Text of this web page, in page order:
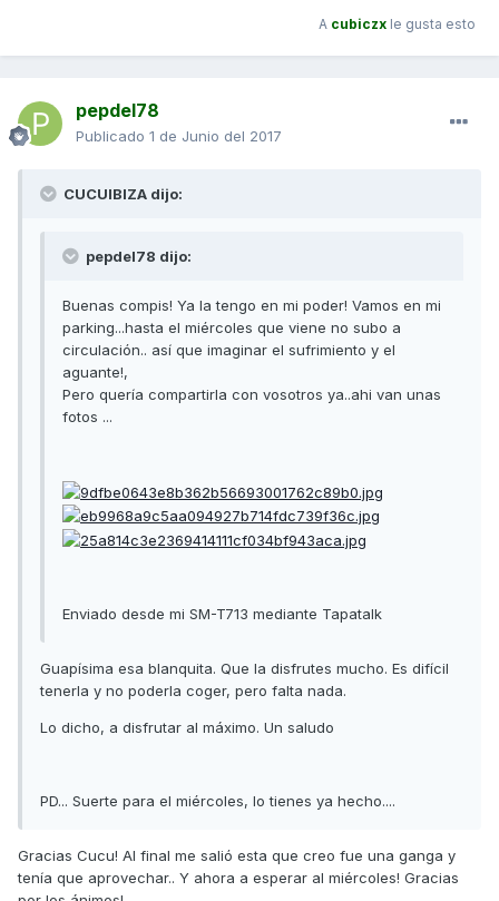
A cubiczx le gusta esto
pepdel78
Publicado 1 de Junio del 2017
CUCUIBIZA dijo:
pepdel78 dijo:
Buenas compis! Ya la tengo en mi poder! Vamos en mi
parking...hasta el miércoles que viene no subo a
circulación.. así que imaginar el sufrimiento y el
aguante!,
Pero quería compartirla con vosotros ya..ahi van unas
fotos ...
Enviado desde mi SM-T713 mediante Tapatalk
Guapísima esa blanquita. Que la disfrutes mucho. Es difícil
tenerla y no poderla coger, pero falta nada.
Lo dicho, a disfrutar al máximo. Un saludo
PD... Suerte para el miércoles, lo tienes ya hecho....
Gracias Cucu! Al final me salió esta que creo fue una ganga y
tenía que aprovechar.. Y ahora a esperar al miércoles! Gracias